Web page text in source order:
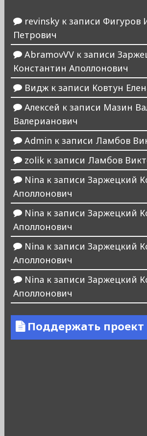
revinskyк записи Фигуров
Петрович
AbramovVVк записи
Константин Аполлонович
Виджк записи Ковтун
Алексей к записи Мазин
Валерианович
Admin к записи Ламбов
zolikк записи Ламбов
Nina к записи Заржецкий
Аполлонович
Nina к записи Заржецкий
Аполлонович
Nina к записи Заржецкий
Аполлонович
Nina к записи Заржецкий
Аполлонович
Поддержать проект